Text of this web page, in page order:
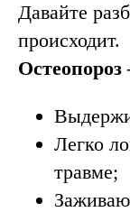
Давайте
происходит.
Легко
травме;